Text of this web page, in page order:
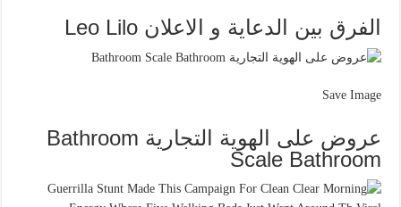
الفرق بين الدعاية و الاعلان Leo Lilo
Save Image
عروض على الهوية التجارية Bathroom
Scale Bathroom